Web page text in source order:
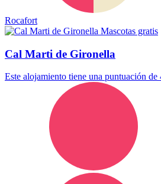
Rocafort
Mascotas gratis
Cal Marti de Gironella
Este alojamiento tiene una puntuación de